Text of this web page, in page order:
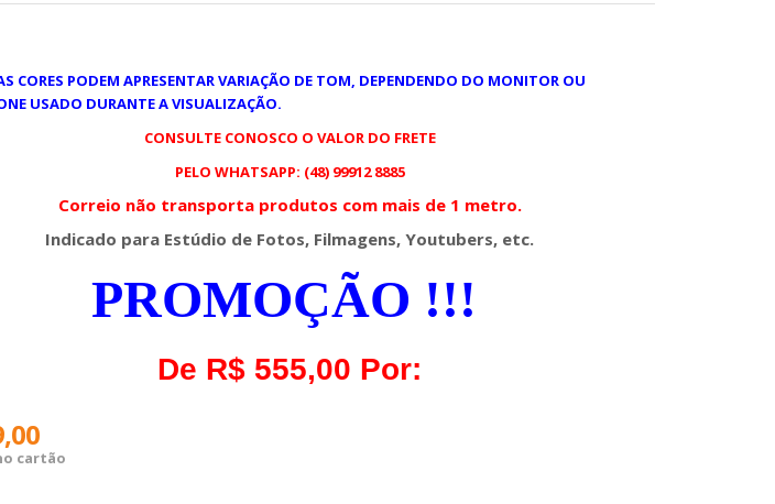
CORES PODEM APRESENTAR VARIAÇÃO DE TOM, DEPENDENDO DO MONITOR OU
USADO DURANTE A VISUALIZAÇÃO.
CONSULTE CONOSCO O VALOR DO FRETE
PELO WHATSAPP: (48) 99912 8885
Correio não transporta produtos com mais de 1 metro.
Indicado para Estúdio de Fotos, Filmagens, Youtubers, etc.
PROMOÇÃO !!!
De R$ 555,00 Por:
cartão